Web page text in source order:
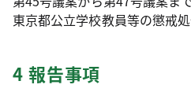
東京都公立学校教員等の懲戒
4 報告事項